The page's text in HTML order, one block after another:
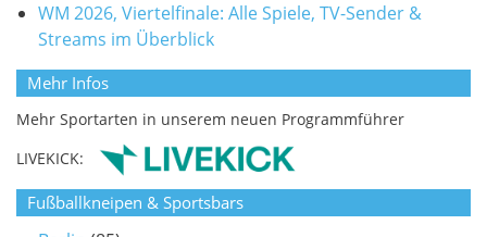
WM 2026, Viertelfinale: Alle Spiele, TV-Sender &
Streams im Überblick
Mehr Infos
Mehr Sportarten in unserem neuen Programmführer
LIVEKICK:
Fußballkneipen & Sportsbars